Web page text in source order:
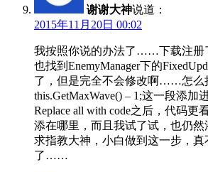
谢谢大神说道：
2015年11月20日 00:02
我按照你说的办法了……下载注册
也找到EnemyManager下的
了，但是完全不会修改啊……怎么
this.GetMaxWave() – 1;这一段添
Replace all with code之后，代码更
添在哪里，而且我试了试，也仍
求指教大神，小白做到这一步，
了……